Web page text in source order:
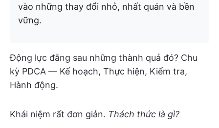
vào những thay đổi nhỏ, nhất quán và bền
vững.
Động lực đằng sau những thành quả đó? Chu
kỳ PDCA — Kế hoạch, Thực hiện, Kiểm tra,
Hành động.
Khái niệm rất đơn giản. Thách thức là gì?